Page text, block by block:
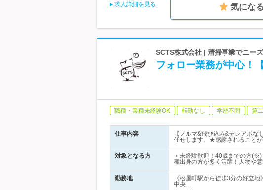
求人詳細を見る 気になる
SCTS株式会社 | 清掃事業でニー
フォロー業務が中心！
職種・業種未経験OK 転勤なし 学歴不問 第
仕事内容
【ノルマ&飛び込み&テレアポ
任せします。★感謝されることが
対象となる方
＜未経験歓迎！40歳までの方
種出身の方が多く活躍！人物や
勤務地
《松屋町駅から徒歩3分の好立
中央…